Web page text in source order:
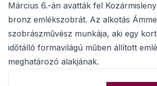
Március 6.-án avatták fel
bronz emlékszobrát. Az alkotás
szobrászművész munkája, aki egy
időtálló formavilágú műben állított
meghatározó alakjának.